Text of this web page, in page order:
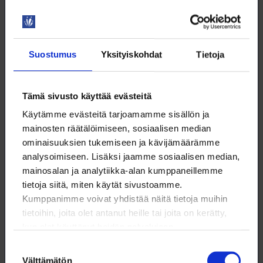
Suostumus Yksityiskohdat Tietoja
Tämä sivusto käyttää evästeitä
Käytämme evästeitä tarjoamamme sisällön ja
mainosten räätälöimiseen, sosiaalisen median
ominaisuuksien tukemiseen ja kävijämäärämme
analysoimiseen. Lisäksi jaamme sosiaalisen median,
mainosalan ja analytiikka-alan kumppaneillemme
tietoja siitä, miten käytät sivustoamme.
Kumppanimme voivat yhdistää näitä tietoja muihin
tietoihin, joita olet antanut heille tai joita on kerätty,
Välttämätön
ChatGPT 4 – agentit ja GPT:t
WEBINAARI
KOULUTUS
TEKOÄLY